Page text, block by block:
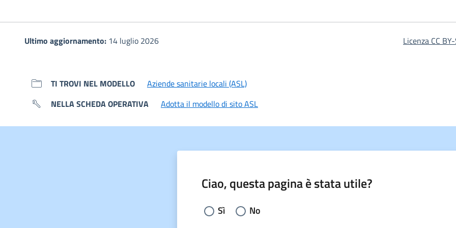
Ultimo aggiornamento: 14 luglio 2026 Licenza CC
TI TROVI NEL MODELLO
Aziende sanitarie locali (ASL)
NELLA SCHEDA OPERATIVA
Adotta il modello di sito ASL
Ciao, questa pagina è stata utile?
Scegli la risposta:
Sì No